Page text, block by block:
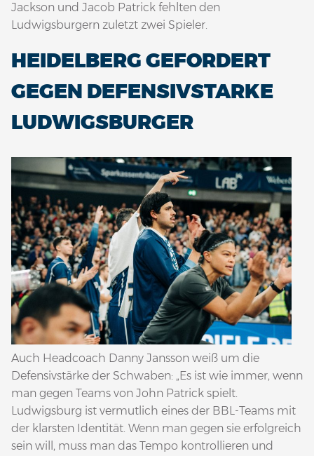
Jackson und Jacob Patrick fehlten den
Ludwigsburgern zuletzt zwei Spieler.
HEIDELBERG GEFORDERT
GEGEN DEFENSIVSTARKE
LUDWIGSBURGER
Auch Headcoach Danny Jansson weiß um die
Defensivstärke der Schwaben: „Es ist wie immer, wenn
man gegen Teams von John Patrick spielt.
Ludwigsburg ist vermutlich eines der BBL-Teams mit
der klarsten Identität. Wenn man gegen sie erfolgreich
sein will, muss man das Tempo kontrollieren und